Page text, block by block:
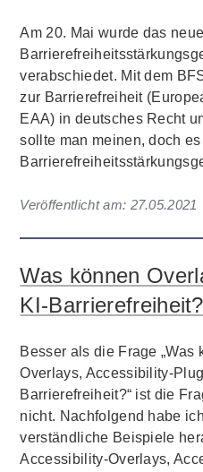
Am 20. Mai wurde das neue
verabschiedet. Mit dem
zur Barrierefreiheit
EAA) in deutsches Recht
sollte man meinen, doch
Veröffentlicht am: 27.05.2021
Was können
KI-Barrierefreiheit?
Besser als die Frage „Was
Overlays, Accessibility-
Barrierefreiheit?“ ist die
nicht. Nachfolgend habe
verständliche Beispiele
Accessibility-Overlays,